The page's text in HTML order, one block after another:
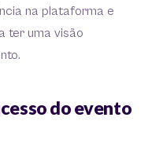
na plataforma e
ter uma visão
do evento